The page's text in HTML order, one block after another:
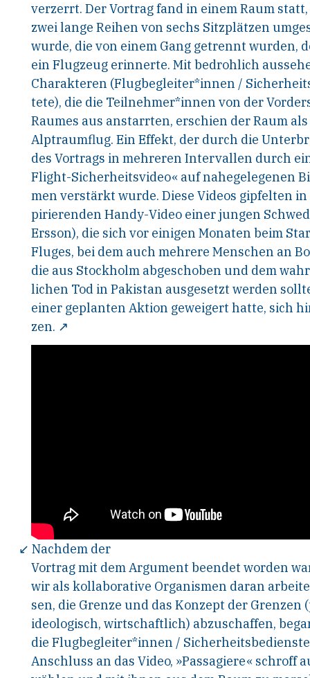
verzerrt. Der Vortrag fand in einem Raum
zwei lange Reihen von sechs Sitzplätzen
wurde, die von einem Gang getrennt wurden,
ein Flugzeug erinnerte. Mit bedrohlich
Charakteren (Flugbegleiter*innen /
tete), die die Teilnehmer*innen von der
Raumes aus anstarrten, erschien der Raum
Alptraumflug. Ein Effekt, der durch die
des Vortrags in mehreren Intervallen durch
Flight-Sicherheitsvideo« auf nahegelegenen
men verstärkt wurde. Diese Videos gipfelten
pirierenden Handy-Video einer jungen
Ersson), die sich vor einigen Monaten beim
Fluges, bei dem auch mehrere Menschen an
die aus Stockholm abgeschoben und dem
lichen Tod in Pakistan ausgesetzt werden
einer geplanten Aktion geweigert hatte, sich
zen. ↗
↙ Nachdem der
Vortrag mit dem Argument beendet worden
wir als kollaborative Organismen daran
sen, die Grenze und das Konzept der Grenzen
ideologisch, wirtschaftlich) abzuschaffen,
die Flugbegleiter*innen /
Anschluss an das Video, »Passagiere« schroff